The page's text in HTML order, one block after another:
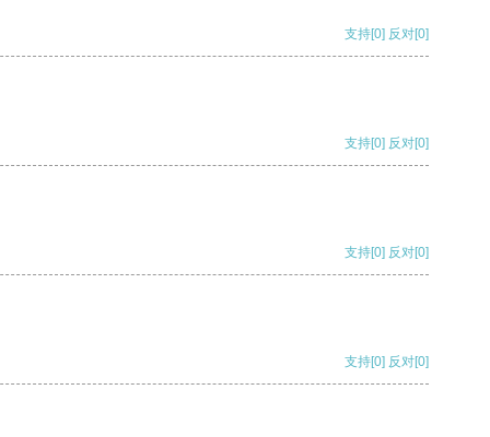
支持[0] 反对[0]
支持[0] 反对[0]
支持[0] 反对[0]
支持[0] 反对[0]